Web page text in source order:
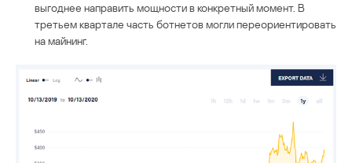
выгоднее направить мощности в конкретный момент. В
третьем квартале часть ботнетов могли переориентировать
на майнинг.